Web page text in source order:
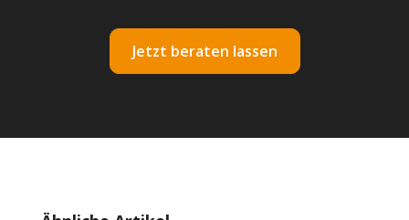
Jetzt beraten lassen